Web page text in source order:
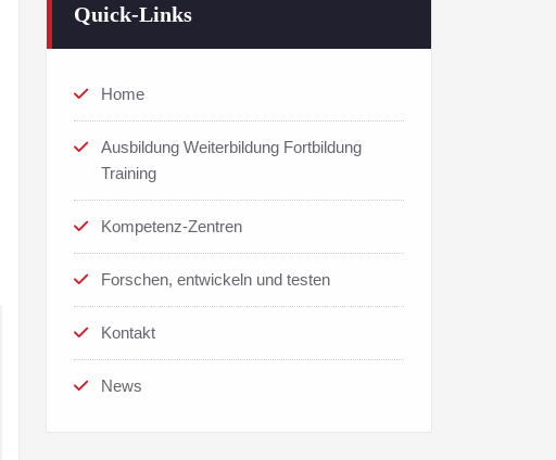
Quick-Links
Home
Ausbildung Weiterbildung Fortbildung
Training
Kompetenz-Zentren
Forschen, entwickeln und testen
Kontakt
News